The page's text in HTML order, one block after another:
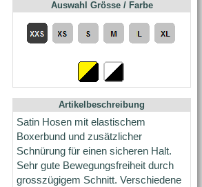
Auswahl Grösse / Farbe
Artikelbeschreibung
Satin Hosen mit elastischem
Boxerbund und zusätzlicher
Schnürung für einen sicheren Halt.
Sehr gute Bewegungsfreiheit durch
grosszügigem Schnitt. Verschiedene